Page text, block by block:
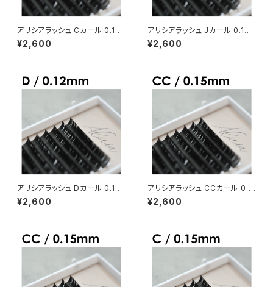
アリシアラッシュ Cカール 0.12
mm
¥2,600
アリシアラッシュ Jカール 0.12
mm
¥2,600
アリシアラッシュ Dカール 0.12
mm
¥2,600
アリシアラッシュ CCカール 0.1
5mm
¥2,600